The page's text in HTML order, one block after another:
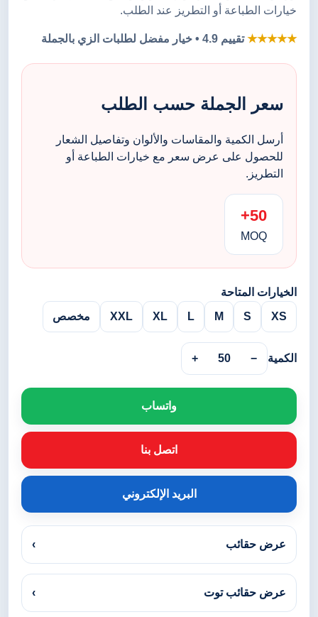
خيارات الطباعة أو التطريز عند الطلب.
★★★★★تقييم 4.9 • خيار مفضل لطلبات الزي بالجملة
سعر الجملة حسب الطلب
أرسل الكمية والمقاسات والألوان وتفاصيل الشعار
للحصول على عرض سعر مع خيارات الطباعة أو
التطريز.
50+
MOQ
الخيارات المتاحة
XS
S
M
L
XL
XXL مخصص
الكمية −
50
+
واتساب
اتصل بنا
البريد الإلكتروني
عرض حقائب ›
عرض حقائب توت ›